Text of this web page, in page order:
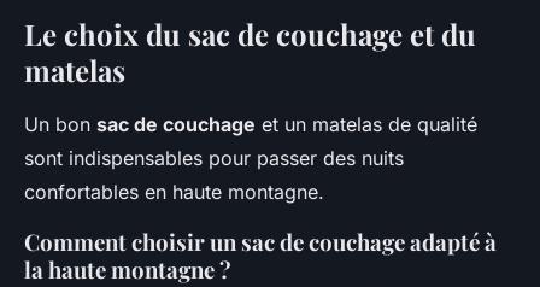
Le choix du sac de couchage et du
matelas
Un bon sac de couchage et un matelas de qualité
sont indispensables pour passer des nuits
confortables en haute montagne.
Comment choisir un sac de couchage adapté à
la haute montagne ?